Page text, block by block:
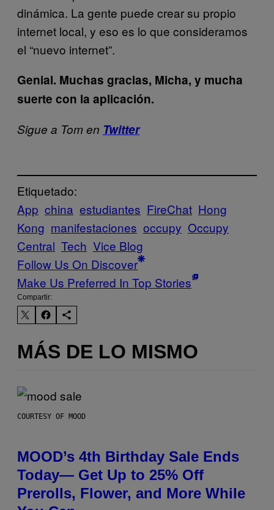
dinámica. La gente puede crear su propio
internet local, y eso es lo que consideramos
el “nuevo internet”.
Genial. Muchas gracias, Micha, y mucha
suerte con la aplicación.
Sigue a Tom en Twitter
Etiquetado:
App china estudiantes FireChat Hong
Kong manifestaciones occupy Occupy
Central Tech Vice Blog
Follow Us On Discover
Make Us Preferred In Top Stories
Compartir:
MÁS DE LO MISMO
COURTESY OF MOOD
MOOD’s 4th Birthday Sale Ends
Today— Get Up to 25% Off
Prerolls, Flower, and More While